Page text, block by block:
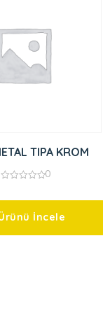
TIPA KROM
5
0
İncele